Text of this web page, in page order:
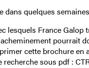
quelques
lesquels France
pourrait
cette brochure
sous pdf :